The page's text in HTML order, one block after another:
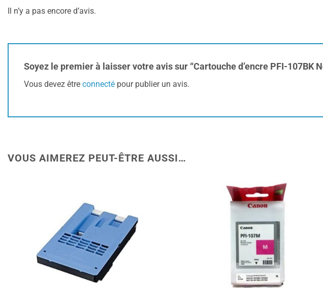
Il n’y a pas encore d’avis.
Soyez le premier à laisser votre avis sur “Cartouche d’encre PFI-107BK
Vous devez être connecté pour publier un avis.
VOUS AIMEREZ PEUT-ÊTRE AUSSI…